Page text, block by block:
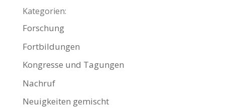
Kategorien:
Forschung
Fortbildungen
Kongresse und Tagungen
Nachruf
Neuigkeiten gemischt